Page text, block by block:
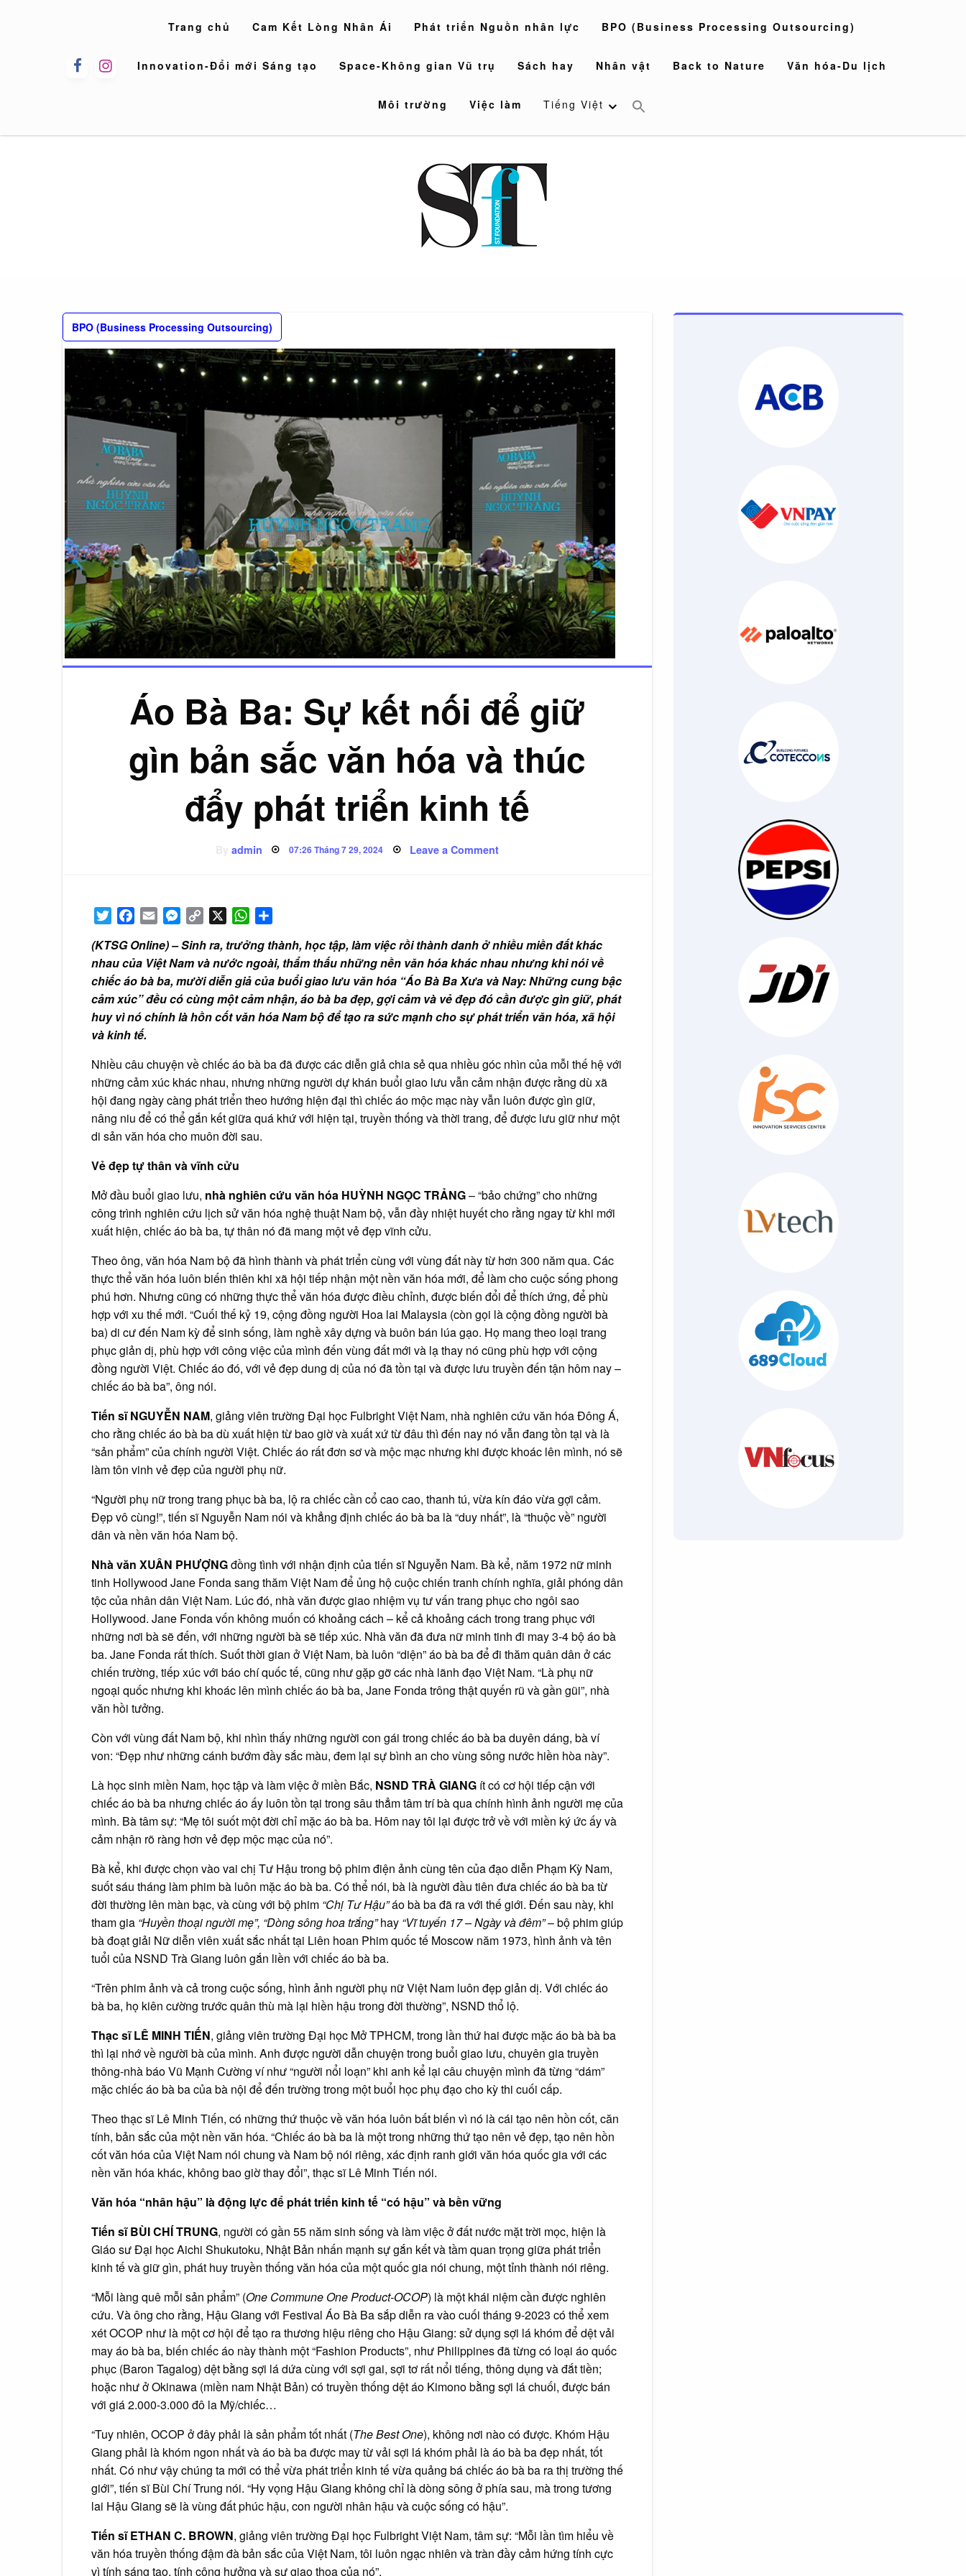
Trang chủ Cam Kết Lòng Nhân Ái Phát triển Nguồn nhân lực BPO (Business Processing Outsourcing)
Innovation-Đổi mới Sáng tạo Space-Không gian Vũ trụ Sách hay Nhân vật Back to Nature Văn hóa-Du lịch
Môi trường Việc làm Tiếng Việt
BPO (Business Processing Outsourcing)
Áo Bà Ba: Sự kết nối để giữ
gìn bản sắc văn hóa và thúc
đẩy phát triển kinh tế
admin Posted
07:26 Tháng 7 29, 2024 Leave a Commenton
gìn
bản
sắc
văn
hóa
và
thúc
đẩy
phát
TwitterFacebook
Email Messenger
Copy
WhatsApp
(KTSG Online) – Sinh ra, trưởng thành, học tập, làm việc rồi thành danh ở nhiều miền đất khác
nhau của Việt Nam và nước ngoài, thẩm thấu những nền văn hóa khác nhau nhưng khi nói về
chiếc áo bà ba, mười diễn giả của buổi giao lưu văn hóa “Áo Bà Ba Xưa và Nay: Những cung bậc
cảm xúc” đều có cùng một cảm nhận, áo bà ba đẹp, gợi cảm và vẻ đẹp đó cần được gìn giữ, phát
huy vì nó chính là hồn cốt văn hóa Nam bộ để tạo ra sức mạnh cho sự phát triển văn hóa, xã hội
và kinh tế.
Nhiều câu chuyện về chiếc áo bà ba đã được các diễn giả chia sẻ qua nhiều góc nhìn của mỗi thế hệ với
những cảm xúc khác nhau, nhưng những người dự khán buổi giao lưu vẫn cảm nhận được rằng dù xã
hội đang ngày càng phát triển theo hướng hiện đại thì chiếc áo mộc mạc này vẫn luôn được gìn giữ,
nâng niu để có thể gắn kết giữa quá khứ với hiện tại, truyền thống và thời trang, để được lưu giữ như một
di sản văn hóa cho muôn đời sau.
Vẻ đẹp tự thân và vĩnh cửu
Mở đầu buổi giao lưu, nhà nghiên cứu văn hóa HUỲNH NGỌC TRẢNG– “bảo chứng” cho những
công trình nghiên cứu lịch sử văn hóa nghệ thuật Nam bộ, vẫn đầy nhiệt huyết cho rằng ngay từ khi mới
xuất hiện, chiếc áo bà ba, tự thân nó đã mang một vẻ đẹp vĩnh cửu.
Theo ông, văn hóa Nam bộ đã hình thành và phát triển cùng với vùng đất này từ hơn 300 năm qua. Các
thực thể văn hóa luôn biến thiên khi xã hội tiếp nhận một nền văn hóa mới, để làm cho cuộc sống phong
phú hơn. Nhưng cũng có những thực thể văn hóa được điều chỉnh, được biến đổi để thích ứng, để phù
hợp với xu thế mới. “Cuối thế kỷ 19, cộng đồng người Hoa lai Malaysia (còn gọi là cộng đồng người bà
ba) di cư đến Nam kỳ để sinh sống, làm nghề xây dựng và buôn bán lúa gạo. Họ mang theo loại trang
phục giản dị, phù hợp với công việc của mình đến vùng đất mới và lạ thay nó cũng phù hợp với cộng
đồng người Việt. Chiếc áo đó, với vẻ đẹp dung dị của nó đã tồn tại và được lưu truyền đến tận hôm nay –
chiếc áo bà ba”, ông nói.
Tiến sĩ NGUYỄN NAM, giảng viên trường Đại học Fulbright Việt Nam, nhà nghiên cứu văn hóa Đông Á,
cho rằng chiếc áo bà ba dù xuất hiện từ bao giờ và xuất xứ từ đâu thì đến nay nó vẫn đang tồn tại và là
“sản phẩm” của chính người Việt. Chiếc áo rất đơn sơ và mộc mạc nhưng khi được khoác lên mình, nó sẽ
làm tôn vinh vẻ đẹp của người phụ nữ.
“Người phụ nữ trong trang phục bà ba, lộ ra chiếc cần cổ cao cao, thanh tú, vừa kín đáo vừa gợi cảm.
Đẹp vô cùng!”, tiến sĩ Nguyễn Nam nói và khẳng định chiếc áo bà ba là “duy nhất”, là “thuộc về” người
dân và nền văn hóa Nam bộ.
Nhà văn XUÂN PHƯỢNGđồng tình với nhận định của tiến sĩ Nguyễn Nam. Bà kể, năm 1972 nữ minh
tinh Hollywood Jane Fonda sang thăm Việt Nam để ủng hộ cuộc chiến tranh chính nghĩa, giải phóng dân
tộc của nhân dân Việt Nam. Lúc đó, nhà văn được giao nhiệm vụ tư vấn trang phục cho ngôi sao
Hollywood. Jane Fonda vốn không muốn có khoảng cách – kể cả khoảng cách trong trang phục với
những nơi bà sẽ đến, với những người bà sẽ tiếp xúc. Nhà văn đã đưa nữ minh tinh đi may 3-4 bộ áo bà
ba. Jane Fonda rất thích. Suốt thời gian ở Việt Nam, bà luôn “diện” áo bà ba để đi thăm quân dân ở các
chiến trường, tiếp xúc với báo chí quốc tế, cũng như gặp gỡ các nhà lãnh đạo Việt Nam. “Là phụ nữ
ngoại quốc nhưng khi khoác lên mình chiếc áo bà ba, Jane Fonda trông thật quyến rũ và gần gũi”, nhà
văn hồi tưởng.
Còn với vùng đất Nam bộ, khi nhìn thấy những người con gái trong chiếc áo bà ba duyên dáng, bà ví
von: “Đẹp như những cánh bướm đầy sắc màu, đem lại sự bình an cho vùng sông nước hiền hòa này”.
Là học sinh miền Nam, học tập và làm việc ở miền Bắc, NSND TRÀ GIANG ít có cơ hội tiếp cận với
chiếc áo bà ba nhưng chiếc áo ấy luôn tồn tại trong sâu thẳm tâm trí bà qua chính hình ảnh người mẹ của
mình. Bà tâm sự: “Mẹ tôi suốt một đời chỉ mặc áo bà ba. Hôm nay tôi lại được trở về với miền ký ức ấy và
cảm nhận rõ ràng hơn vẻ đẹp mộc mạc của nó”.
Bà kể, khi được chọn vào vai chị Tư Hậu trong bộ phim điện ảnh cùng tên của đạo diễn Phạm Kỳ Nam,
suốt sáu tháng làm phim bà luôn mặc áo bà ba. Có thể nói, bà là người đầu tiên đưa chiếc áo bà ba từ
đời thường lên màn bạc, và cùng với bộ phim “Chị Tư Hậu”áo bà ba đã ra với thế giới. Đến sau này, khi
tham gia “Huyền thoại người mẹ”, “Dòng sông hoa trắng”hay “Vĩ tuyến 17 – Ngày và đêm”– bộ phim giúp
bà đoạt giải Nữ diễn viên xuất sắc nhất tại Liên hoan Phim quốc tế Moscow năm 1973, hình ảnh và tên
tuổi của NSND Trà Giang luôn gắn liền với chiếc áo bà ba.
“Trên phim ảnh và cả trong cuộc sống, hình ảnh người phụ nữ Việt Nam luôn đẹp giản dị. Với chiếc áo
bà ba, họ kiên cường trước quân thù mà lại hiền hậu trong đời thường”, NSND thổ lộ.
Thạc sĩ LÊ MINH TIẾN, giảng viên trường Đại học Mở TPHCM, trong lần thứ hai được mặc áo bà bà ba
thì lại nhớ về người bà của mình. Anh được người dẫn chuyện trong buổi giao lưu, chuyên gia truyền
thông-nhà báo Vũ Mạnh Cường ví như “người nổi loạn” khi anh kể lại câu chuyện mình đã từng “dám”
mặc chiếc áo bà ba của bà nội để đến trường trong một buổi học phụ đạo cho kỳ thi cuối cấp.
Theo thạc sĩ Lê Minh Tiến, có những thứ thuộc về văn hóa luôn bất biến vì nó là cái tạo nên hồn cốt, căn
tính, bản sắc của một nền văn hóa. “Chiếc áo bà ba là một trong những thứ tạo nên vẻ đẹp, tạo nên hồn
cốt văn hóa của Việt Nam nói chung và Nam bộ nói riêng, xác định ranh giới văn hóa quốc gia với các
nền văn hóa khác, không bao giờ thay đổi”, thạc sĩ Lê Minh Tiến nói.
Văn hóa “nhân hậu” là động lực để phát triển kinh tế “có hậu” và bền vững
Tiến sĩ BÙI CHÍ TRUNG, người có gần 55 năm sinh sống và làm việc ở đất nước mặt trời mọc, hiện là
Giáo sư Đại học Aichi Shukutoku, Nhật Bản nhấn mạnh sự gắn kết và tầm quan trọng giữa phát triển
kinh tế và giữ gìn, phát huy truyền thống văn hóa của một quốc gia nói chung, một tỉnh thành nói riêng.
“Mỗi làng quê mỗi sản phẩm” (One Commune One Product-OCOP) là một khái niệm cần được nghiên
cứu. Và ông cho rằng, Hậu Giang với Festival Áo Bà Ba sắp diễn ra vào cuối tháng 9-2023 có thể xem
xét OCOP như là một cơ hội để tạo ra thương hiệu riêng cho Hậu Giang: sử dụng sợi lá khóm để dệt vải
may áo bà ba, biến chiếc áo này thành một “Fashion Products”, như Philippines đã từng có loại áo quốc
phục (Baron Tagalog) dệt bằng sợi lá dứa cùng với sợi gai, sợi tơ rất nổi tiếng, thông dụng và đắt tiền;
hoặc như ở Okinawa (miền nam Nhật Bản) có truyền thống dệt áo Kimono bằng sợi lá chuối, được bán
với giá 2.000-3.000 đô la Mỹ/chiếc…
“Tuy nhiên, OCOP ở đây phải là sản phẩm tốt nhất (The Best One), không nơi nào có được. Khóm Hậu
Giang phải là khóm ngon nhất và áo bà ba được may từ vải sợi lá khóm phải là áo bà ba đẹp nhất, tốt
nhất. Có như vậy chúng ta mới có thể vừa phát triển kinh tế vừa quảng bá chiếc áo bà ba ra thị trường thế
giới”, tiến sĩ Bùi Chí Trung nói. “Hy vọng Hậu Giang không chỉ là dòng sông ở phía sau, mà trong tương
lai Hậu Giang sẽ là vùng đất phúc hậu, con người nhân hậu và cuộc sống có hậu”.
Tiến sĩETHAN C. BROWN, giảng viên trường Đại học Fulbright Việt Nam, tâm sự: “Mỗi lần tìm hiểu về
văn hóa truyền thống đậm đà bản sắc của Việt Nam, tôi luôn ngạc nhiên và tràn đầy cảm hứng tính cực
vì tính sáng tạo, tính cộng hưởng và sự giao thoa của nó”.